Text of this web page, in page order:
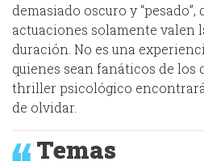
demasiado oscuro y
actuaciones solamente valen
duración. No es una
quienes sean fanáticos de los
thriller psicológico
de olvidar.
Temas